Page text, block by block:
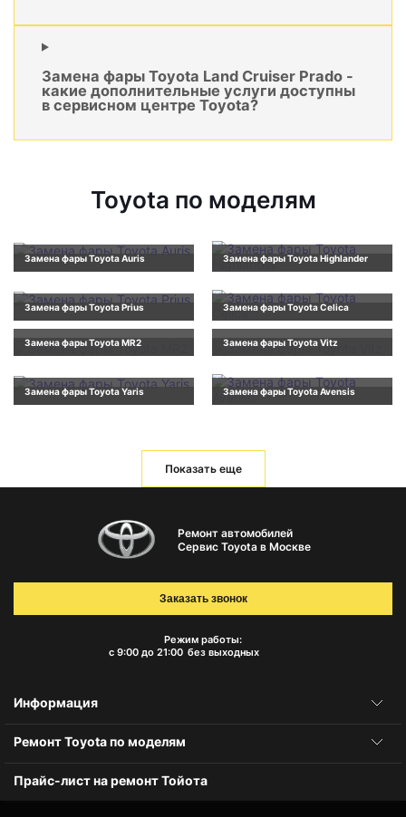
Замена фары Toyota Land Cruiser Prado -
какие дополнительные услуги доступны
в сервисном центре Toyota?
Toyota по моделям
Замена фары Toyota Auris Замена фары Toyota Highlander
Замена фары Toyota Prius Замена фары Toyota Celica
Замена фары Toyota MR2 Замена фары Toyota Vitz
Замена фары Toyota Yaris Замена фары Toyota Avensis
Показать еще
Ремонт автомобилей
Сервис Toyota в Москве
Режим работы:
с 9:00 до 21:00 без выходных
Заказать звонок
Информация
Ремонт Toyota по моделям
Прайс-лист на ремонт Тойота